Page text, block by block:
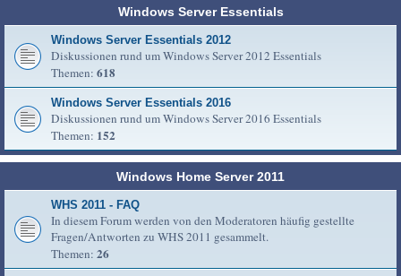
Windows Server Essentials
Windows Server Essentials 2012
Diskussionen rund um Windows Server 2012 Essentials
Themen: 618
Windows Server Essentials 2016
Diskussionen rund um Windows Server 2016 Essentials
Themen: 152
Windows Home Server 2011
WHS 2011 - FAQ
In diesem Forum werden von den Moderatoren häufig gestellte
Fragen/Antworten zu WHS 2011 gesammelt.
Themen: 26